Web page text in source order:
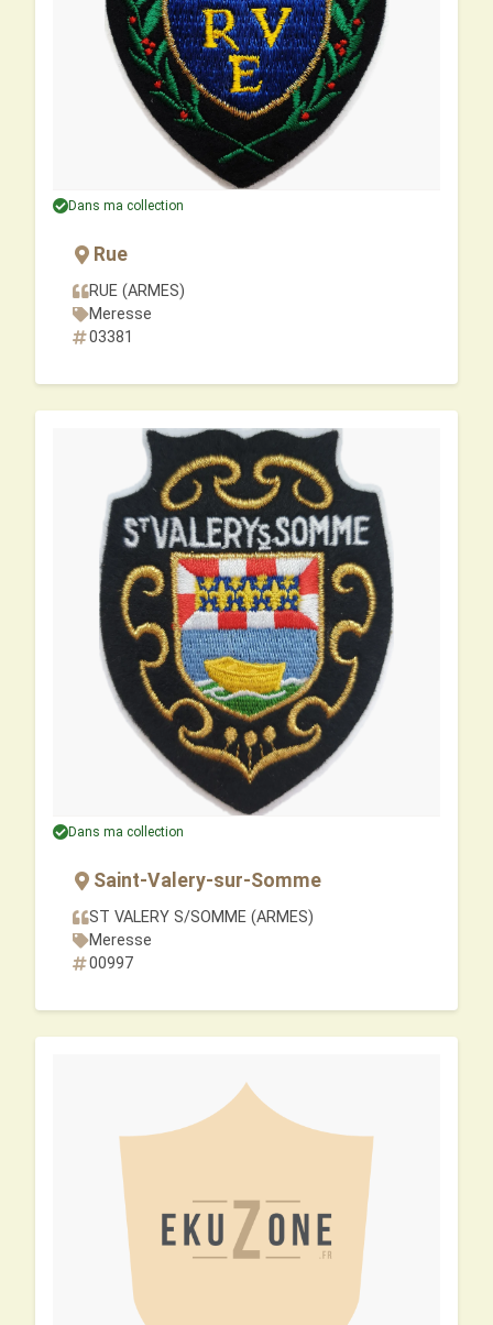
Dans ma collection
Rue
RUE (ARMES)
Meresse
03381
Dans ma collection
Saint-Valery-sur-Somme
ST VALERY S/SOMME (ARMES)
Meresse
00997